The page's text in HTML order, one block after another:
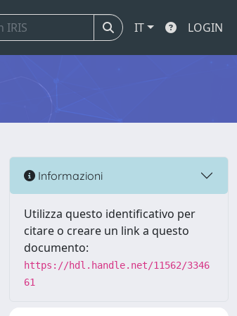
IT LOGIN
Informazioni
Utilizza questo identificativo per
citare o creare un link a questo
documento:
https://hdl.handle.net/11562/3346
61